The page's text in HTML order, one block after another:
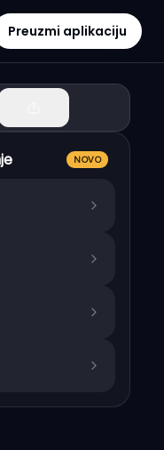
Preuzmi aplikaciju
NOVO